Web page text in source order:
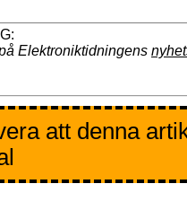
Elektroniktidningens
att denna